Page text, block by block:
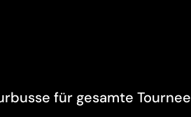
für gesamte Tournee